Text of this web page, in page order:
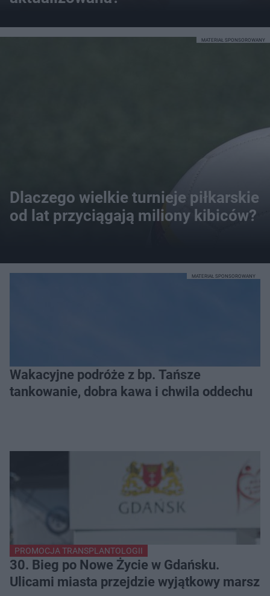
Dlaczego wielkie turnieje piłkarskie
od lat przyciągają miliony kibiców?
MATERIAŁ SPONSOROWANY
Wakacyjne podróże z bp. Tańsze
tankowanie, dobra kawa i chwila oddechu
MATERIAŁ SPONSOROWANY
PROMOCJA TRANSPLANTOLOGII
30. Bieg po Nowe Życie w Gdańsku.
Ulicami miasta przejdzie wyjątkowy marsz